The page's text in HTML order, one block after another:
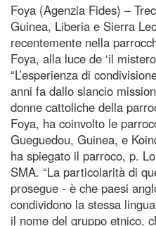
Foya (Agenzia Fides) –
Guinea, Liberia e Sierra
recentemente nella
Foya, alla luce de ‘il
“L’esperienza di
anni fa dallo slancio
donne cattoliche della
Foya, ha coinvolto le
Gueguedou, Guinea, e
ha spiegato il parroco, p.
SMA. “La particolarità di
prosegue - è che paesi
condividono la stessa
il nome del gruppo etnico,